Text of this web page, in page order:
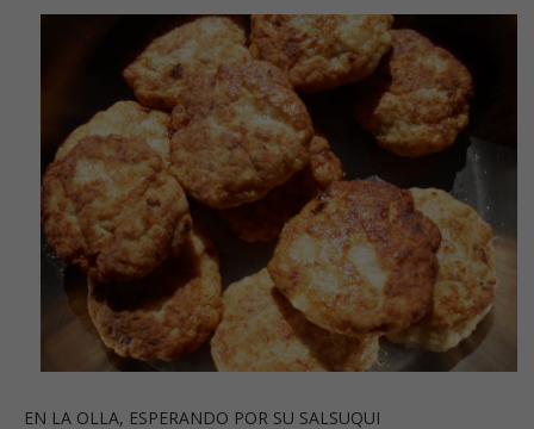
EN LA OLLA, ESPERANDO POR SU SALSUQUI